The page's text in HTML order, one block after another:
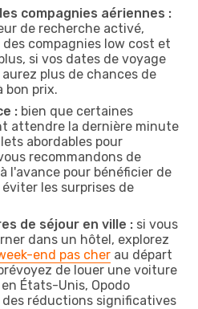
compagnies aériennes :
de recherche activé,
compagnies low cost et
si vos dates de voyage
plus de chances de
bon prix.
: bien que certaines
attendre la dernière minute
abordables pour
recommandons de
l'avance pour bénéficier de
les surprises de
de séjour en ville : si vous
dans un hôtel, explorez
end pas cher au départ
de louer une voiture
États-Unis, Opodo
des réductions significatives